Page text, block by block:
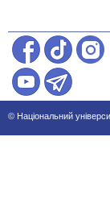
© Національний